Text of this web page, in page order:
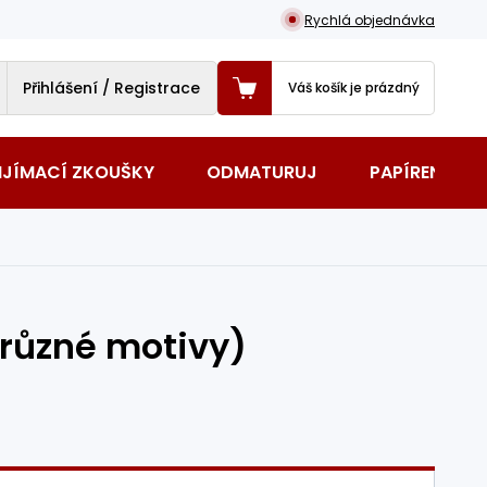
Rychlá objednávka
Přihlášení / Registrace Váš košík je prázdný
ZKOUŠKY ODMATURUJ PAPÍRENSKÉ
motivy)